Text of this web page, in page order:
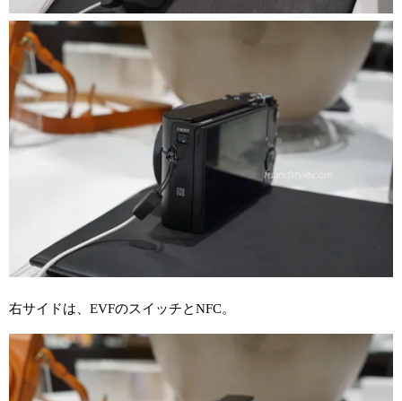
右サイドは、EVFのスイッチとNFC。